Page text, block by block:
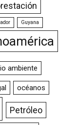
Guyana
ambiente
océanos
Petróleo